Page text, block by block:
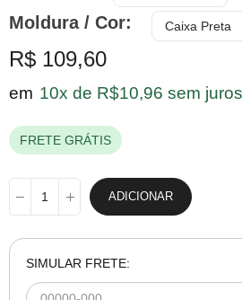
Moldura / Cor
R$ 109,60
em 10x de R$10,96 sem juros
FRETE GRÁTIS
ADICIONAR
SIMULAR FRETE: